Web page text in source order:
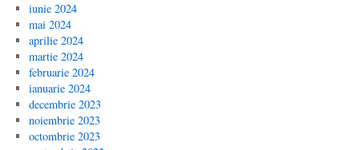
iunie 2024
mai 2024
aprilie 2024
martie 2024
februarie 2024
ianuarie 2024
decembrie 2023
noiembrie 2023
octombrie 2023